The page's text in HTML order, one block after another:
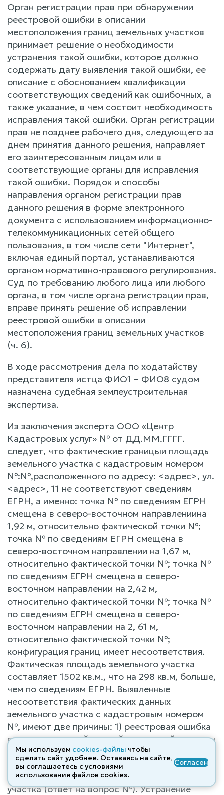
Орган регистрации прав при обнаружении
реестровой ошибки в описании
местоположения границ земельных участков
принимает решение о необходимости
устранения такой ошибки, которое должно
содержать дату выявления такой ошибки, ее
описание с обоснованием квалификации
соответствующих сведений как ошибочных, а
также указание, в чем состоит необходимость
исправления такой ошибки. Орган регистрации
прав не позднее рабочего дня, следующего за
днем принятия данного решения, направляет
его заинтересованным лицам или в
соответствующие органы для исправления
такой ошибки. Порядок и способы
направления органом регистрации прав
данного решения в форме электронного
документа с использованием информационно-
телекоммуникационных сетей общего
пользования, в том числе сети "Интернет",
включая единый портал, устанавливаются
органом нормативно-правового регулирования.
Суд по требованию любого лица или любого
органа, в том числе органа регистрации прав,
вправе принять решение об исправлении
реестровой ошибки в описании
местоположения границ земельных участков
(ч. 6).
В ходе рассмотрения дела по ходатайству
представителя истца ФИО1 – ФИО8 судом
назначена судебная землеустроительная
экспертиза.
Из заключения эксперта ООО «Центр
Кадастровых услуг» № от ДД.ММ.ГГГГ.
следует, что фактические границыи площадь
земельного участка с кадастровым номером
№:№,расположенного по адресу: <адрес>, ул.
<адрес>, 11 не соответствуют сведениям
ЕГРН, а именно: точка № по сведениям ЕГРН
смещена в северо-восточном направлениина
1,92 м, относительно фактической точки №;
точка № по сведениям ЕГРН смещена в
северо-восточном направлении на 1,67 м,
относительно фактической точки №; точка №
по сведениям ЕГРН смещена в северо-
восточном направлении на 2,42 м,
относительно фактической точки №; точка №
по сведениям ЕГРН смещена в северо-
восточном направлении на 2, 61 м,
относительно фактической точки №;
конфигурация границ имеет несоответствия.
Фактическая площадь земельного участка
составляет 1502 кв.м., что на 298 кв.м, больше,
чем по сведениям ЕГРН. Выявленные
несоответствия фактических данных
земельного участка с кадастровым номером
№, имеют две причины: 1) реестровая ошибка
границ с северной, южной и западной стороны
земельного участка; 2) неправильная
(неточная) установка собственниками
ограждения с восточной стороны земельного
участка (ответ на вопрос №). Устранение
Мы используем cookies-файлы чтобы
сделать сайт удобнее. Оставаясь на сайте,
вы соглашаетесь с условиями
использования файлов cооkies.
Согласен